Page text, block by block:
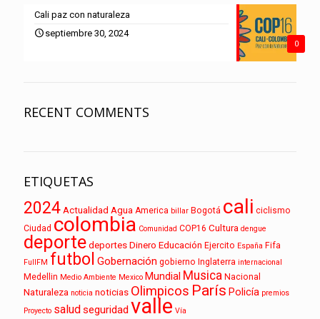
0
Cali paz con naturaleza
septiembre 30, 2024
RECENT COMMENTS
ETIQUETAS
2024 Actualidad Agua America billar Bogotá cali ciclismo
Ciudad colombia Comunidad COP16 Cultura dengue
deporte deportes Dinero Educación Ejercito España Fifa
FullFM futbol Gobernación gobierno Inglaterra internacional
Medellin Medio Ambiente Mexico Mundial Musica Nacional
Naturaleza noticia noticias Olimpicos París Policía premios
Proyecto saludseguridadvalle Vía